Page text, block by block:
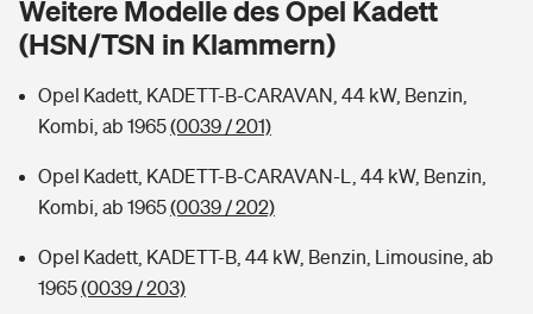
Wer versichert was: Jetzt Versicherer finden
Sie haben Fragen?
Musikinstrumentenversicherung
Zur Übersicht
Tools
Kinderunfall-Check: Mehr Sicherheit für deine Kids
Weitere Modelle des Opel Kadett
(HSN/TSN in Klammern)
Opel Kadett, KADETT-B-CARAVAN, 44 kW, Benzin,
Kombi, ab 1965(0039 / 201)
Opel Kadett, KADETT-B-CARAVAN-L, 44 kW, Benzin,
Kombi, ab 1965(0039 / 202)
Opel Kadett, KADETT-B, 44 kW, Benzin, Limousine, ab
1965(0039 / 203)